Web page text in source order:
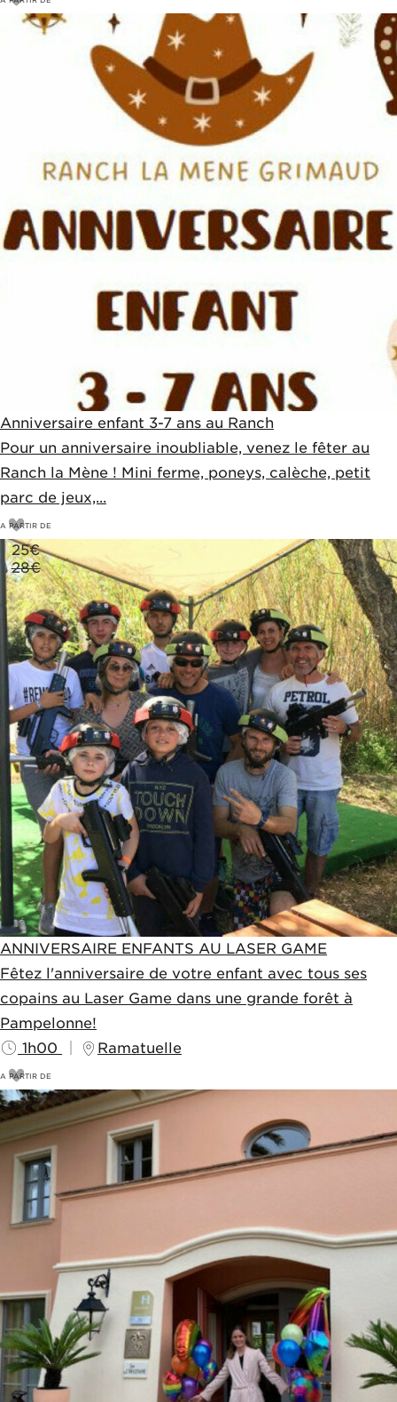
179€
199€
ANNIVERSAIRE ENFANTS AU LASER GAME
Fêtez l'anniversaire de votre enfant avec tous ses
copains au Laser Game dans une grande forêt à
Pampelonne!
1h00
Ramatuelle
A PARTIR DE
20€
Anniversaire enfant 3-7 ans au Ranch
Pour un anniversaire inoubliable, venez le fêter au
Ranch la Mène ! Mini ferme, poneys, calèche, petit
parc de jeux,...
A PARTIR DE
25€
28€